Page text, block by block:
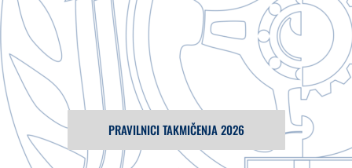
PRAVILNICI TAKMIČENJA 2026